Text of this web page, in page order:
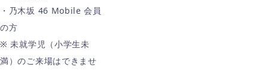
・乃木坂 46 Mobile 会員
の方
※ 未就学児（小学生未
満）のご来場はできませ